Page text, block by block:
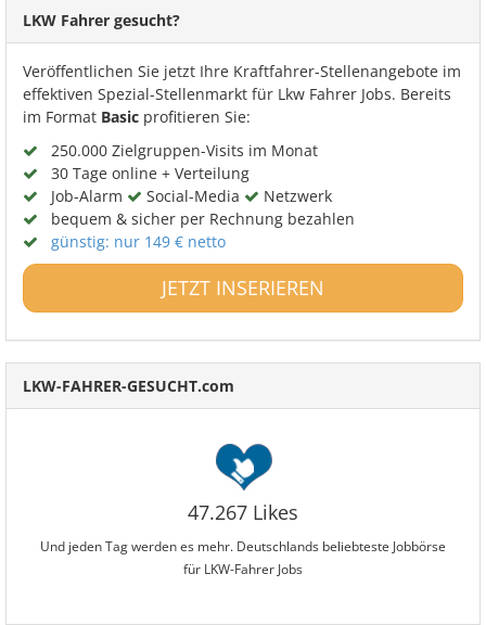
LKW Fahrer gesucht?
Veröffentlichen Sie jetzt Ihre Kraftfahrer-Stellenangebote im
effektiven Spezial-Stellenmarkt für Lkw Fahrer Jobs. Bereits
im Format Basic profitieren Sie:
250.000 Zielgruppen-Visits im Monat
30 Tage online + Verteilung
Job-Alarm
Social-Media
Netzwerk
bequem & sicher per Rechnung bezahlen
günstig: nur 149 € netto
JETZT INSERIEREN
LKW-FAHRER-GESUCHT.com
47.267 Likes
Und jeden Tag werden es mehr. Deutschlands beliebteste Jobbörse
für LKW-Fahrer Jobs